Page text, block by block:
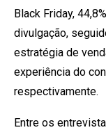
Black Friday,
divulgação,
estratégia de
experiência do
respectivamente.
Entre os